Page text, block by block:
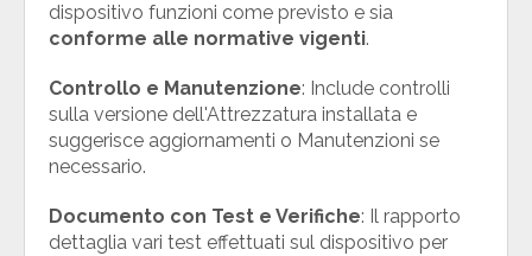
dispositivo funzioni come previsto e sia
conforme alle normative vigenti.
Controllo e Manutenzione: Include controlli
sulla versione dell'Attrezzatura installata e
suggerisce aggiornamenti o Manutenzioni se
necessario.
Documento con Test e Verifiche: Il rapporto
dettaglia vari test effettuati sul dispositivo per